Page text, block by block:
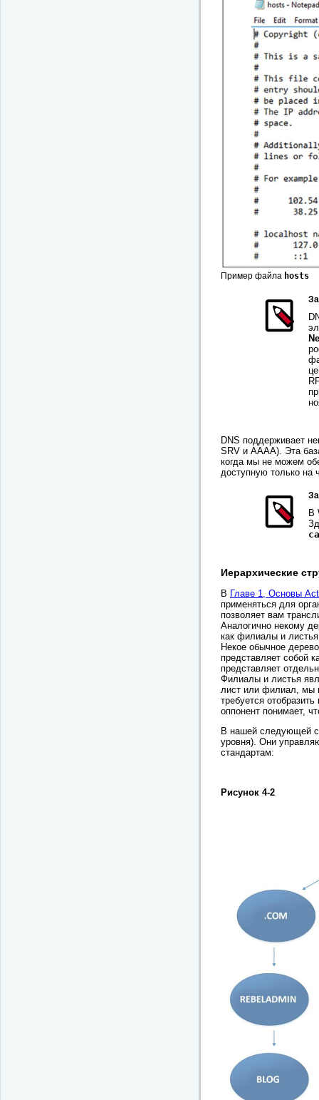
Пример файла hosts
DNS поддерживает
SRV и AAAA). Эта
когда мы не можем
доступную только на
В
Иерархические
В Главе 1, Основы
применяться для
позволяет вам
Аналогично некому
как филиалы и
Некое обычное
представляет собой
представляет
Филиалы и листья
лист или филиал, мы
требуется
оппонент понимает,
В нашей следующей
уровня). Они
стандартам:
Рисунок 4-2